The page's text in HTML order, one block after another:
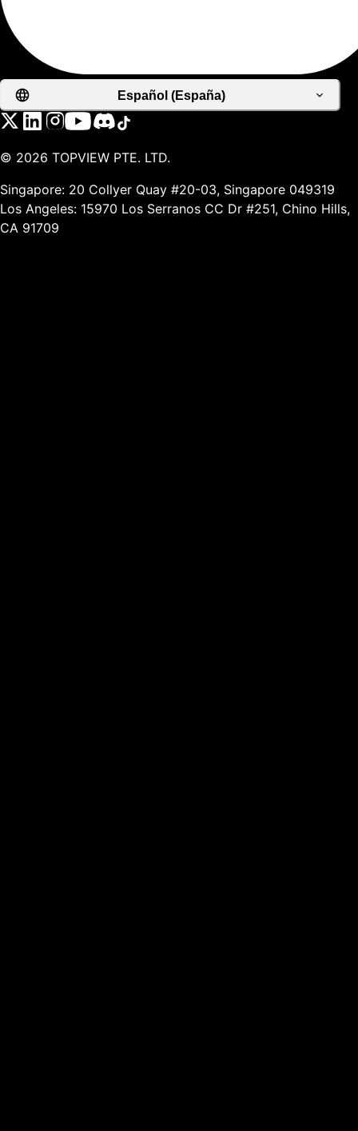
Español (España)
© 2026 TOPVIEW PTE. LTD.
Singapore: 20 Collyer Quay #20-03, Singapore 049319
Los Angeles: 15970 Los Serranos CC Dr #251, Chino Hills,
CA 91709